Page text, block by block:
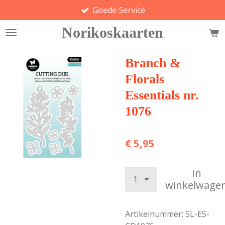
direct
naar
hoofdinhoud
Norikoskaarten
Goede Service
Branch &
Florals
Essentials nr.
1076
€ 5,95
In
Artikelnummer: SL-ES-